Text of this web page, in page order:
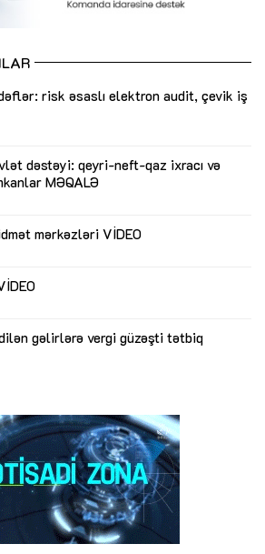
risk əsaslı elektron audit, çevik iş
dəstəyi: qeyri-neft-qaz ixracı və
MƏQALƏ
mərkəzləri VİDEO
gəlirlərə vergi güzəşti tətbiq